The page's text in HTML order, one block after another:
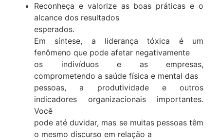
Reconheça e valorize as boas práticas e o
alcance dos resultados
esperados.
Em síntese, a liderança tóxica é um
fenômeno que pode afetar negativamente
os indivíduos e as empresas,
comprometendo a saúde física e mental das
pessoas, a produtividade e outros
indicadores organizacionais importantes.
Você
pode até duvidar, mas se muitas pessoas têm
o mesmo discurso em relação a